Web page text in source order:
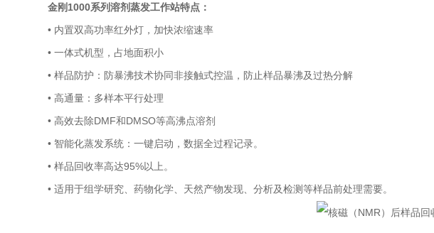
金刚1000系列溶剂蒸发工作站特点：
• 内置双高功率红外灯，加快浓缩速率
• 一体式机型，占地面积小
• 样品防护：防暴沸技术协同非接触式控温，防止样品暴沸及过热分解
• 高通量：多样本平行处理
• 高效去除DMF和DMSO等高沸点溶剂
• 智能化蒸发系统：一键启动，数据全过程记录。
• 样品回收率高达95%以上。
• 适用于组学研究、药物化学、天然产物发现、分析及检测等样品前处理需要。